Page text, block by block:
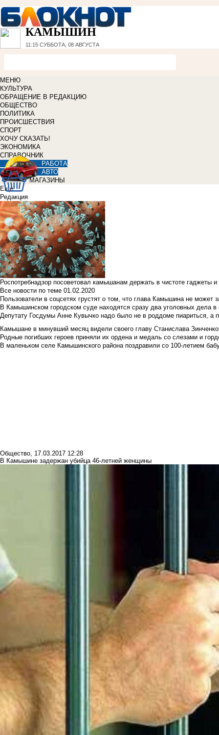
КАМЫШИН
11:15 СУББОТА, 08 АВГУСТА
МЕНЮ
КУЛЬТУРА
ОБРАЩЕНИЕ В РЕДАКЦИЮ
ОБЩЕСТВО
ПОЛИТИКА
ПРОИСШЕСТВИЯ
СПОРТ
ХОЧУ СКАЗАТЬ!
ЭКОНОМИКА
СПРАВОЧНИК
РАБОТА
АВТО
МАГАЗИНЫ
Еще
Редакция
Роспотребнадзор посоветовал камышанам держать в чистоте гаджеты
Все новости по теме 01.02.2020
Пользователи в соцсетях грустят о том, что глава Камышина не может
В Камышинском городском суде находятся сразу два уголовных дела
Депутату Госдумы Анне Кувычко надо было не в роддоме пиариться, а
Камышане в минувший месяц видели своего главу Станислава Зинченко
Родные погибших героев приняли их ордена и медаль со слезами и
В маленьком селе Камышинского района поздравили со 100-летием
Общество, 17.03.2017 12:28
В Камышине задержан убийца 46-летней женщины